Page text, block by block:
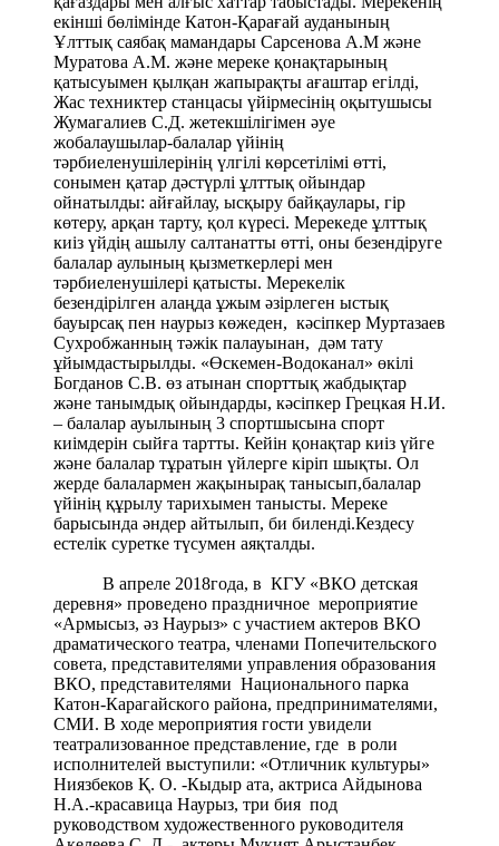
балалар аулының қызметкерлері мен
тәрбиеленушілері қатысты. Мерекелік
безендірілген алаңда ұжым әзірлеген ыстық
бауырсақ пен наурыз көжеден, кәсіпкер Муртазаев
Сухробжанның тәжік палауынан, дәм тату
ұйымдастырылды. «Өскемен-Водоканал» өкілі
Богданов С.В. өз атынан спорттық жабдықтар
және танымдық ойындарды, кәсіпкер Грецкая Н.И.
– балалар ауылының 3 спортшысына спорт
киімдерін сыйға тартты. Кейін қонақтар киіз үйге
және балалар тұратын үйлерге кіріп шықты. Ол
жерде балалармен жақынырақ танысып,балалар
үйінің құрылу тарихымен танысты. Мереке
барысында әндер айтылып, би биленді.Кездесу
естелік суретке түсумен аяқталды.
В апреле 2018года, в КГУ «ВКО детская
деревня» проведено праздничное мероприятие
«Армысыз, әз Наурыз» с участием актеров ВКО
драматического театра, членами Попечительского
совета, представителями управления образования
ВКО, представителями Национального парка
Катон-Карагайского района, предпринимателями,
СМИ. В ходе мероприятия гости увидели
театрализованное представление, где в роли
исполнителей выступили: «Отличник культуры»
Ниязбеков Қ. О. -Кыдыр ата, актриса Айдынова
руководством художественного руководителя
Акелеева С. Д.- актеры Мұқият Арыстанбек,
Дузбаев Т. К , Мукашев Қ. «Отличник культуры»
РК Бақтыбаева Г, «Деятель культуры» РК
Аргынбаева М. Қ , Құмарова М.Қ показали
обряд «Тусау кесу» с участием выпускницы
детской деревни Токтагановой Жансаи. Ее сыну
Нариману путы перерезала ветеран образования
ВКО, председатель Совета ветеранов
Меновновского сельского округа, член
Попечительского совета Рахимова М.Р.
По народной традиции участникам обряда
Ислямов А.А подарил памятные подарки.